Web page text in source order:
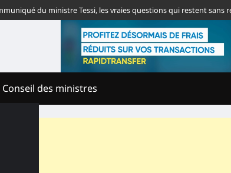
du ministre Tessi, les vraies questions qui restent sans réponse
Conseil des ministres